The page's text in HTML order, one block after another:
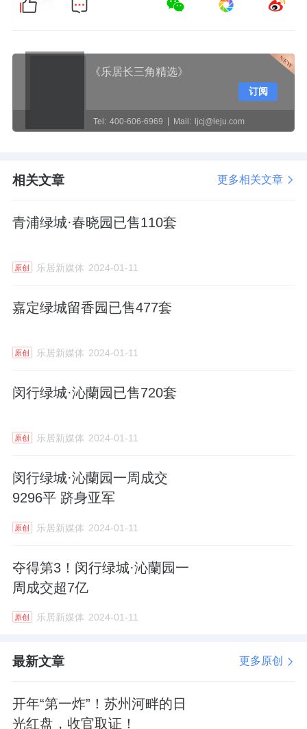
《乐居长三角精选》
Tel: 400-606-6969 Mail: ljcj@leju.com
订阅
相关文章 更多相关文章
青浦绿城·春晓园已售110套
原创 乐居新媒体 2024-01-11
嘉定绿城留香园已售477套
原创 乐居新媒体 2024-01-11
闵行绿城·沁蘭园已售720套
原创 乐居新媒体 2024-01-11
闵行绿城·沁蘭园一周成交
9296平 跻身亚军
原创 乐居新媒体 2024-01-11
夺得第3！闵行绿城·沁蘭园一
周成交超7亿
原创 乐居新媒体 2024-01-11
最新文章 更多原创
开年“第一炸”！苏州河畔的日
光红盘，收官取证！